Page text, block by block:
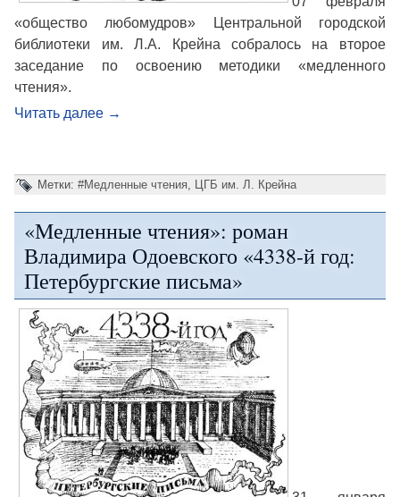
«общество любомудров» Центральной городской
библиотеки им. Л.А. Крейна собралось на второе
заседание по освоению методики «медленного
чтения».
Читать далее →
Метки: #Медленные чтения ЦГБ им. Л. Крейна
«Медленные чтения»: роман
Владимира Одоевского «4338-й год:
Петербургские письма»